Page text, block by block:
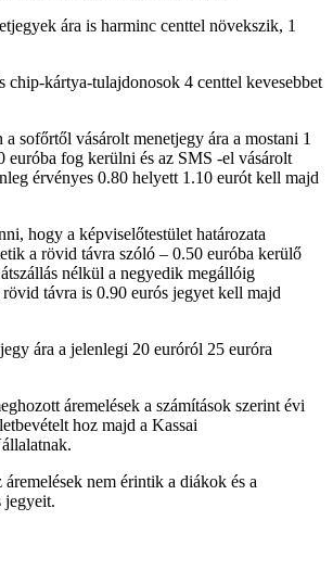
ára is harminc centtel növekszik, 1
chip-kártya-tulajdonosok 4 centtel kevesebbet
sofőrtől vásárolt menetjegy ára a mostani 1
euróba fog kerülni és az SMS -el vásárolt
érvényes 0.80 helyett 1.10 eurót kell majd
hogy a képviselőtestület határozata
a rövid távra szóló – 0.50 euróba kerülő
nélkül a negyedik megállóig
távra is 0.90 eurós jegyet kell majd
ára a jelenlegi 20 euróról 25 euróra
áremelések a számítások szerint évi
hoz majd a Kassai
nem érintik a diákok és a
jegyeit.